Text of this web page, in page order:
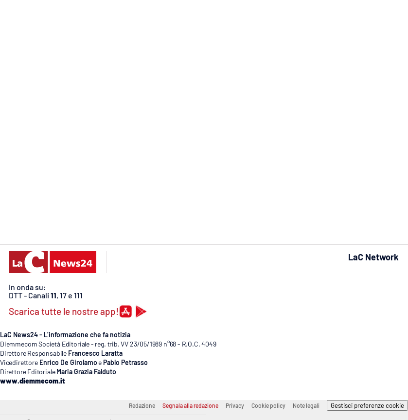
Catanzarochannel.it
App
In onda su:
DTT - Canali 11, 17 e 111
Scarica tutte le nostre app!
LaC Network
LaC News24 - L’informazione che fa notizia
Diemmecom Società Editoriale - reg. trib. VV 23/05/1989 n°68 - R.O.C. 4049
Direttore Responsabile Francesco Laratta
Vicedirettore Enrico De Girolamo e Pablo Petrasso
Direttore Editoriale Maria Grazia Falduto
www.diemmecom.it
Redazione Segnala alla redazione Privacy Cookie policy Note legali Gestisci preferenze cookie